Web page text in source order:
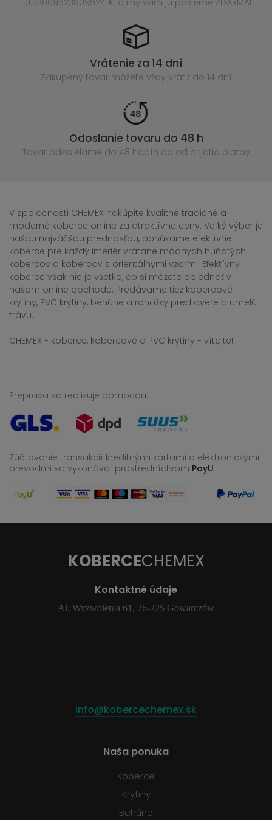
-0.23809523809524 € a my vám ju pošleme ZDARMA!
Vrátenie za 14 dní
Zakúpený tovar môžete vždy vrátiť do 14 dní
Odoslanie tovaru do 48 h
Tovar odosielame do 48 hodín od od prijatia platby
V spoločnosti CHEMEX nakúpite kvalitné tradičné a
moderné koberce online za atraktívne ceny. Veľký výber je
našou najväčšou prednosťou, ponúkame efektívne
koberce pre každý interiér vrátane módnych huňatých
kobercov a kobercov s orientálnymi vzormi. Efektívny
koberec však nie je všetko, čo si môžete objednať v
našom online obchode. Predávame tiež kobercové
krytiny, PVC krytiny, behúne a rohožky pred dvere a umelú
trávu.
CHEMEX - koberce, kobercové a PVC krytiny - vítajte!
Preprava sa realizuje pomocou:
Zúčtovanie transakcií kreditnými kartami a elektronickými
prevodmi sa vykonáva prostredníctvom PayU
KOBERCECHEMEX
Kontaktné údaje
Al. Wyzwolenia 61, 26-225 Gowarczów
info@kobercechemex.sk
Naša ponuka
Koberce
Krytiny
Behúne